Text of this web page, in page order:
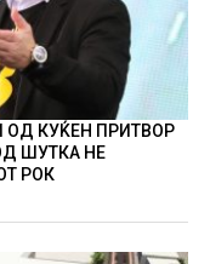
ОД КУЌЕН ПРИТВОР
ШУТКА НЕ
РОК